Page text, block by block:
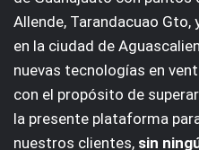
Allende, Tarandacuao
en la ciudad de
nuevas tecnologías en
con el propósito de
la presente plataforma
nuestros clientes, sin